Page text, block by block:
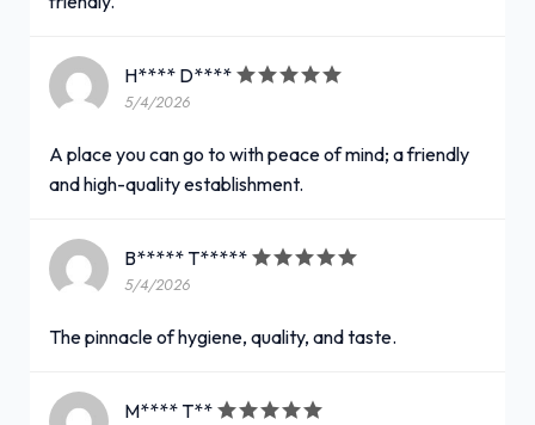
H**** D****
5/4/2026
A place you can go to with peace of mind; a friendly
and high-quality establishment.
B***** T*****
5/4/2026
The pinnacle of hygiene, quality, and taste.
M**** T**